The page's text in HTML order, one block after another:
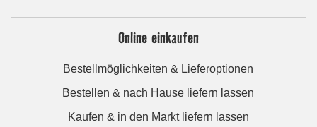
Online einkaufen
Bestellmöglichkeiten & Lieferoptionen
Bestellen & nach Hause liefern lassen
Kaufen & in den Markt liefern lassen